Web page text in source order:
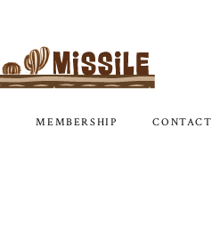
MEMBERSHIP CONTACT